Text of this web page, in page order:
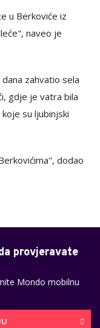
u Berkoviće iz
naveo je
zahvatio sela
gdje je vatra bila
su ljubinjski
dodao
provjeravate
Mondo mobilnu